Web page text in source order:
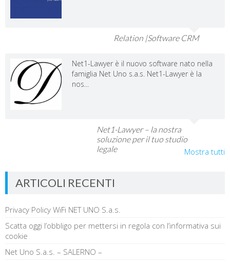
Relation |Software CRM
Net1-Lawyer è il nuovo software nato nella
famiglia Net Uno s.a.s. Net1-Lawyer è la
nos...
Net1-Lawyer – la nostra
soluzione per il tuo studio
legale
Mostra tutti
ARTICOLI RECENTI
Privacy Policy WiFi NET UNO S.a.s.
Scatta oggi l’obbligo per mettersi in regola con l’informativa sui
cookie
Net Uno S.a.s. – SALERNO –